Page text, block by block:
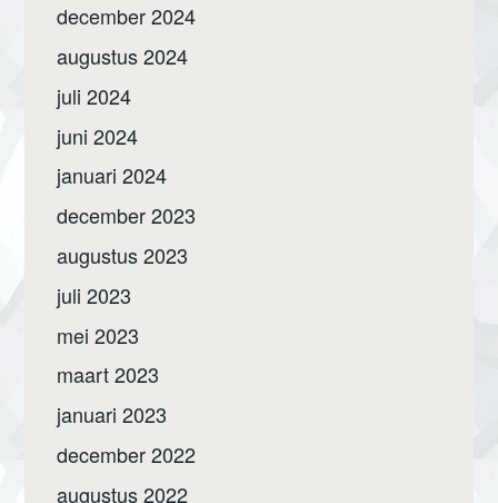
december 2024
augustus 2024
juli 2024
juni 2024
januari 2024
december 2023
augustus 2023
juli 2023
mei 2023
maart 2023
januari 2023
december 2022
augustus 2022